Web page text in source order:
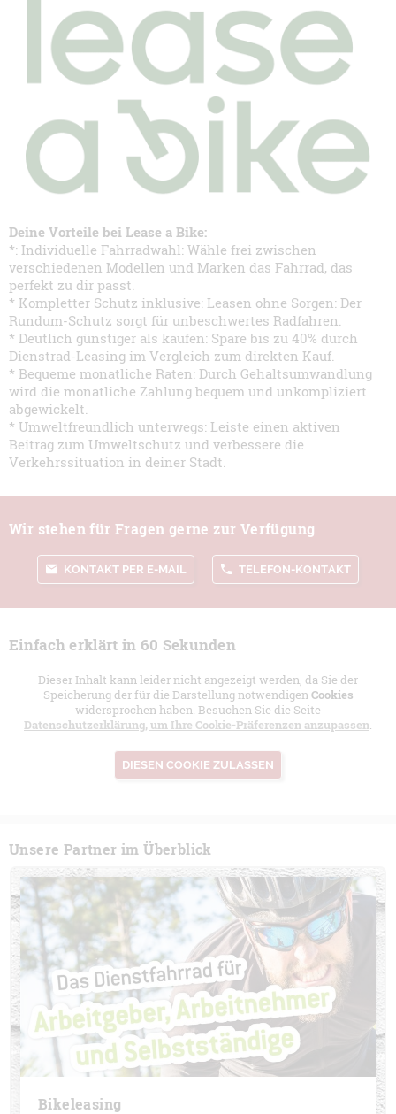
Deine Vorteile bei Lease a Bike:
*: Individuelle Fahrradwahl: Wähle frei zwischen
verschiedenen Modellen und Marken das Fahrrad, das
perfekt zu dir passt.
* Kompletter Schutz inklusive: Leasen ohne Sorgen: Der
Rundum-Schutz sorgt für unbeschwertes Radfahren.
* Deutlich günstiger als kaufen: Spare bis zu 40% durch
Dienstrad-Leasing im Vergleich zum direkten Kauf.
* Bequeme monatliche Raten: Durch Gehaltsumwandlung
wird die monatliche Zahlung bequem und unkompliziert
abgewickelt.
* Umweltfreundlich unterwegs: Leiste einen aktiven
Beitrag zum Umweltschutz und verbessere die
Verkehrssituation in deiner Stadt.
Wir stehen für Fragen gerne zur Verfügung
KONTAKT PER E-MAIL TELEFON-KONTAKT
Einfach erklärt in 60 Sekunden
Dieser Inhalt kann leider nicht angezeigt werden, da Sie der
Speicherung der für die Darstellung notwendigenCookies
widersprochen haben. Besuchen Sie die Seite
Datenschutzerklärung, um Ihre Cookie-Präferenzen anzupassen.
DIESEN COOKIE ZULASSEN
Unsere Partner im Überblick
Bikeleasing